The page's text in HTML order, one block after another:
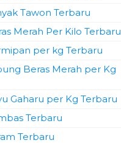
Tawon Terbaru
Merah Per Kilo Terbaru
per kg Terbaru
Beras Merah per Kg
Gaharu per Kg Terbaru
Terbaru
Terbaru